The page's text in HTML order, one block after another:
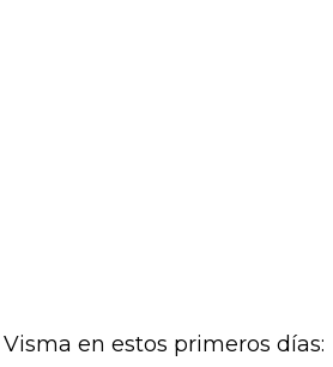
en estos primeros días: